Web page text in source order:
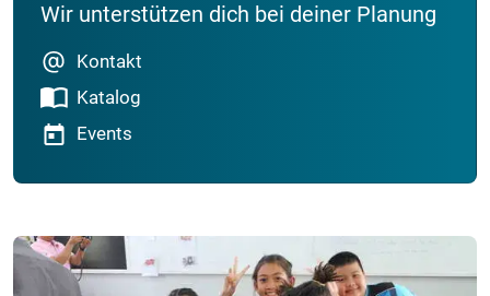
Wir unterstützen dich bei deiner Planung
Kontakt
Katalog
Events